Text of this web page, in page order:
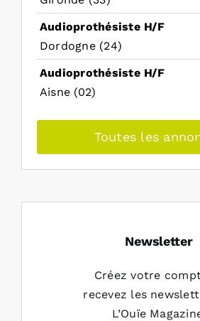
Audioprothésiste H/F
Dordogne (24)
Audioprothésiste H/F
Aisne (02)
Toutes les
Newsletter
Créez votre
recevez les
L’Ouïe